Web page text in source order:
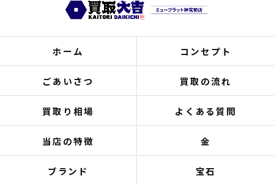
ホーム コンセプト
ごあいさつ 買取の流れ
買取り相場 よくある質問
当店の特徴 金
ブランド 宝石